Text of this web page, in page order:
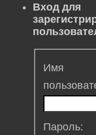
Вход для
Имя
Пароль: